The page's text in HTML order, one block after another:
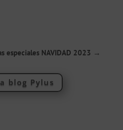
especiales NAVIDAD 2023 →
blog Pylus